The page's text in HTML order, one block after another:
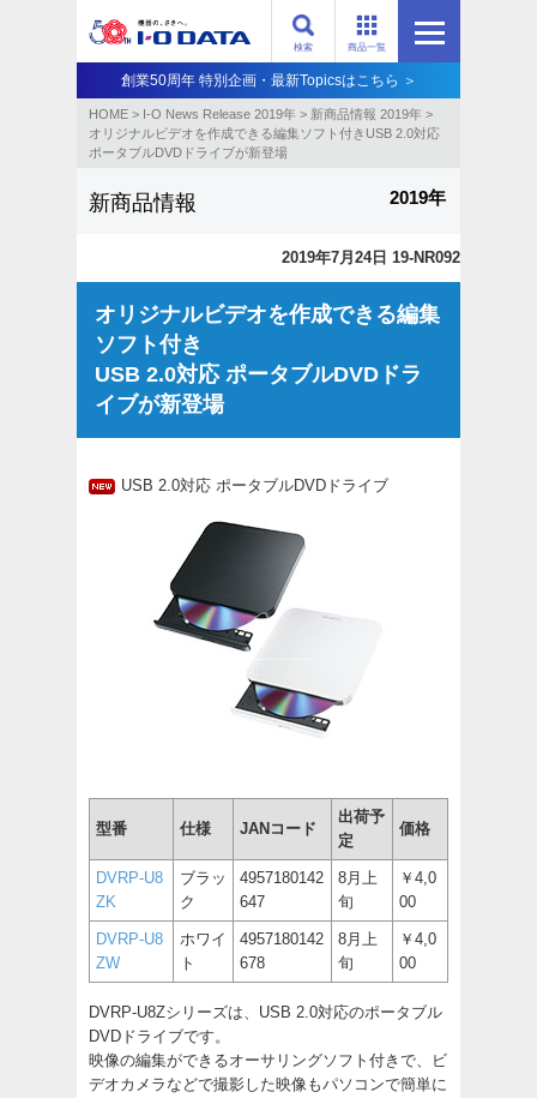
商品一覧
検索
創業50周年 特別企画・最新Topicsはこちら ＞
HOME > I-O News Release 2019年 > 新商品情報 2019年 >
オリジナルビデオを作成できる編集ソフト付きUSB 2.0対応
ポータブルDVDドライブが新登場
新商品情報 2019年
2019年7月24日 19-NR092
オリジナルビデオを作成できる編集
ソフト付き
USB 2.0対応 ポータブルDVDドラ
イブが新登場
USB 2.0対応 ポータブルDVDドライブ
型番 仕様 JANコード
出荷予
定
価格
DVRP-U8
ZK
ブラッ
ク
4957180142
647
8月上
旬
￥4,0
00
DVRP-U8
ZW
ホワイ
ト
4957180142
678
8月上
旬
￥4,0
00
DVRP-U8Zシリーズは、USB 2.0対応のポータブル
DVDドライブです。
映像の編集ができるオーサリングソフト付きで、ビ
デオカメラなどで撮影した映像もパソコンで簡単に